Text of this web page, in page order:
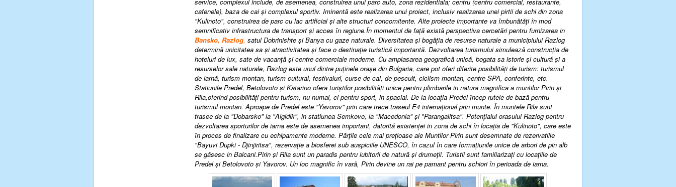
service, complexul include, de asemenea, construirea unui parc auto, zona rezidentiala; centru (centru comercial, restaurante,
cafenele), baza de cai şi complexul sportiv. Iminentă este realizarea unui proiect, inclusiv realizarea unei pirtii de schi din zona
"Kulinoto", construirea de parc cu lac artificial şi alte structuri concomitente. Alte proiecte importante va îmbunătăţi în mod
semnificativ infrastructura de transport şi acces în regiune.În momentul de faţă există perspectiva cercetări pentru furnizarea in
Bansko, Razlog, satul Dobrinishte şi Banya cu gaze naturale. Diversitatea şi bogăţia de resurse naturale a municipiului Razlog
determină unicitatea sa şi atractivitatea şi face o destinaţie turistică importantă. Dezvoltarea turismului simulează construcţia de
hoteluri de lux, sate de vacanţă şi centre comerciale moderne. Cu amplasarea geografică unică, bogata sa istorie şi cultură şi a
resurselor sale naturale, Razlog este unul dintre puţinele oraşe din Bulgaria, care pot oferi diferite posibilităţi de turism: turismul
de iarnă, turism montan, turism cultural, festivaluri, curse de cai, de pescuit, ciclism montan, centre SPA, conferinte, etc.
Statiunile Predel, Betolovoto şi Katarino ofera turiştilor posibilităţi unice pentru plimbarile in natura magnifica a muntilor Pirin şi
Rila,oferind posibilităţi pentru turism, nu numai, ci pentru sport, in spacial. De la locaţia Predel încep rutele de bază pentru
turismul montan. Aproape de Predel este "Yavorov" prin care trece traseul E4 internaţional prin munte. În muntele Rila sunt
trasee de la "Dobarsko" la "Aigidik", in statiunea Semkovo, la "Macedonia"şi"Parangalitsa". Potenţialul orasului Razlog pentru
dezvoltarea sporturilor de iarna este de asemenea important, datorită existenţei in zona de schi în locaţia de "Kulinoto", care este
în proces de finalizare cu echipamente moderne. Părţile cele mai preţioase ale Muntilor Pirin sunt desemnate de rezervatiile
"Bayuvi Dupki - Djinjiritsa", rezervaţie a biosferei sub auspiciile UNESCO, în cazul în care formaţiunile unice de arbori de pin alb
se găsesc in Balcani.Pirin şi Rila sunt un paradis pentru iubitorii de natură şi drumeţii. Turistii sunt familiarizaţi cu locaţiile de
Predel şi Betolovoto şi Yavorov. Un loc magnific în vară, Pirin devine un rai pe pamant pentru schiori în perioada de iarna.